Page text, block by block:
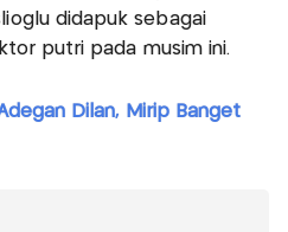
didapuk sebagai
putri pada musim ini.
Dilan, Mirip Banget